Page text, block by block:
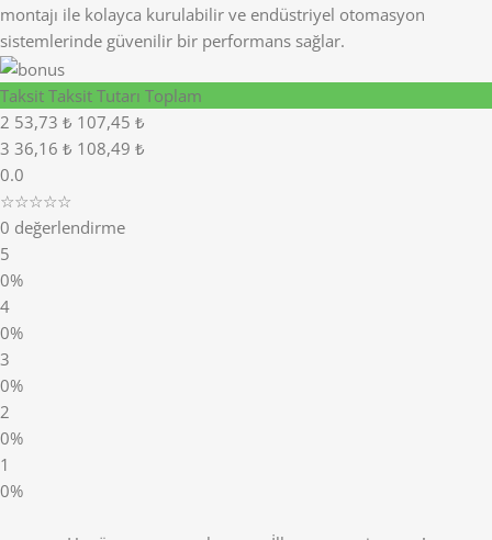
montajı ile kolayca kurulabilir ve endüstriyel otomasyon
sistemlerinde güvenilir bir performans sağlar.
Taksit Taksit Tutarı Toplam
2 53,73 ₺ 107,45 ₺
3 36,16 ₺ 108,49 ₺
0.0
☆☆☆☆☆
0 değerlendirme
5
0%
4
0%
3
0%
2
0%
1
0%